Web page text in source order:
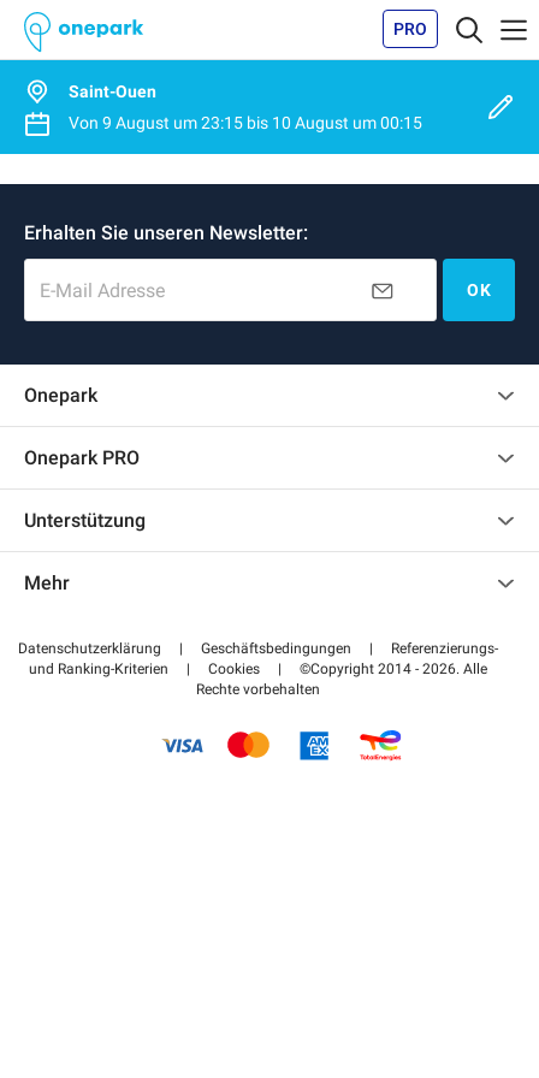
PRO
Saint-Ouen
Von 9 August um23:15 bis 10 August um00:15
Erhalten Sie unseren Newsletter:
E-Mail Adresse OK
Onepark
Onepark PRO
Werden Sie unser Partner
Auf meinen Partnerbereich zugreifen
Unterstützung
Bezahlen Sie Ihren Parkplatz FLOW
Mehr
Datenschutzerklärung | Geschäftsbedingungen |
Referenzierungs-
und Ranking-Kriterien
| Cookies |
©Copyright 2014 - 2026. Alle
Rechte vorbehalten